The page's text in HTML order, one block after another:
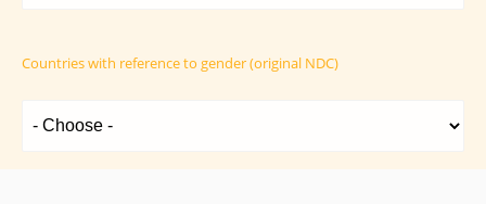
Countries with reference to gender (original NDC)